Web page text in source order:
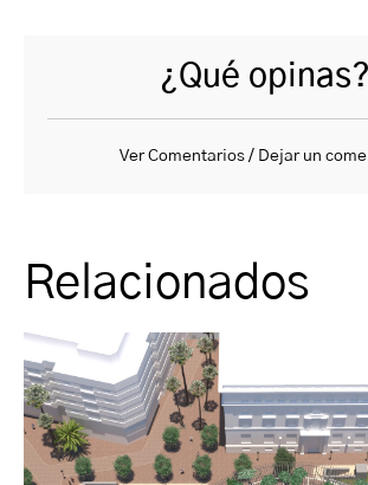
¿Qué opinas?
Ver Comentarios / Dejar un
Relacionados